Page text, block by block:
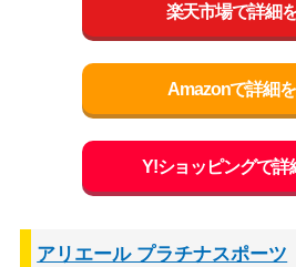
楽天市場で詳細
Amazonで詳細
Y!ショッピングで詳
アリエール プラチナスポーツ